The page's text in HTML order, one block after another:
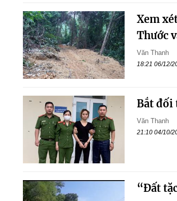
Xem
Thước
Văn Thanh
18:21 06/12/
Bắt đối
Văn Thanh
21:10 04/10/
“Đất